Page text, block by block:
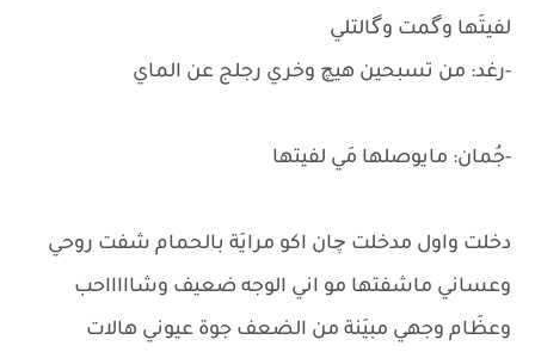
لفيتَها وگمت وگالتلي
-رغد: من تسبحين هيچ وخري رجلج عن الماي
-جُمان: مايوصلها مَي لفيتها
دخلت واول مدخلت چان اكو مرايَة بالحمام شفت روحي
وعساني ماشفتها مو اني الوجه ضعيف وشاااااحب
وعظَام وجهي مبيَنة من الضعف جوة عيوني هالات